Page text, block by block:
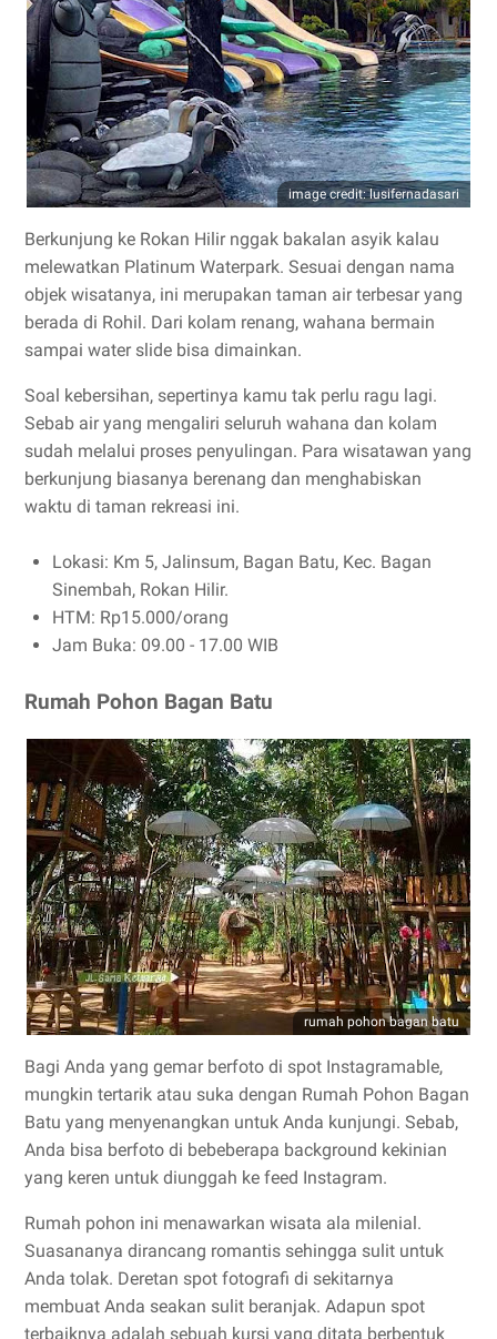
image credit: lusifernadasari
Berkunjung ke Rokan Hilir nggak bakalan asyik kalau
melewatkan Platinum Waterpark. Sesuai dengan nama
objek wisatanya, ini merupakan taman air terbesar yang
berada di Rohil. Dari kolam renang, wahana bermain
sampai water slide bisa dimainkan.
Soal kebersihan, sepertinya kamu tak perlu ragu lagi.
Sebab air yang mengaliri seluruh wahana dan kolam
sudah melalui proses penyulingan. Para wisatawan yang
berkunjung biasanya berenang dan menghabiskan
waktu di taman rekreasi ini.
Lokasi: Km 5, Jalinsum, Bagan Batu, Kec. Bagan
Sinembah, Rokan Hilir.
HTM: Rp15.000/orang
Jam Buka: 09.00 - 17.00 WIB
Rumah Pohon Bagan Batu
rumah pohon bagan batu
Bagi Anda yang gemar berfoto di spot Instagramable,
mungkin tertarik atau suka dengan Rumah Pohon Bagan
Batu yang menyenangkan untuk Anda kunjungi. Sebab,
Anda bisa berfoto di bebeberapa background kekinian
yang keren untuk diunggah ke feed Instagram.
Rumah pohon ini menawarkan wisata ala milenial.
Suasananya dirancang romantis sehingga sulit untuk
Anda tolak. Deretan spot fotografi di sekitarnya
membuat Anda seakan sulit beranjak. Adapun spot
terbaiknya adalah sebuah kursi yang ditata berbentuk